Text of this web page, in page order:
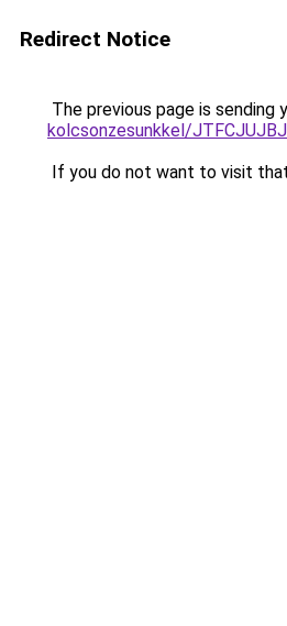
Redirect Notice
The previous page is sending
kolcsonzesunkkel/
If you do not want to visit